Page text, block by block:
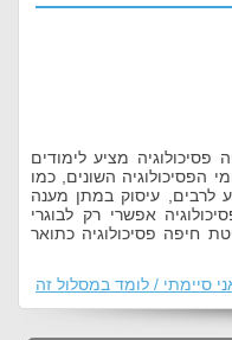
פסיכולוגיה מציע לימודים
השונים, כמו
לרבים, עיסוק במתן מענה
אפשרי רק לבוגרי
חיפה פסיכולוגיה כתואר
סיימתי / לומד במסלול זה